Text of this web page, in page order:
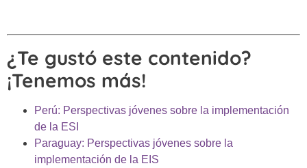
¿Te gustó este contenido?
¡Tenemos más!
Perú: Perspectivas jóvenes sobre la implementación
de la ESI
Paraguay: Perspectivas jóvenes sobre la
implementación de la EIS